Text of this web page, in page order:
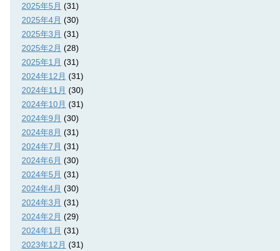
2025年5月 (31)
2025年4月 (30)
2025年3月 (31)
2025年2月 (28)
2025年1月 (31)
2024年12月 (31)
2024年11月 (30)
2024年10月 (31)
2024年9月 (30)
2024年8月 (31)
2024年7月 (31)
2024年6月 (30)
2024年5月 (31)
2024年4月 (30)
2024年3月 (31)
2024年2月 (29)
2024年1月 (31)
2023年12月 (31)